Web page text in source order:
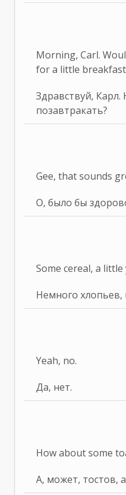
Morning, Carl.
for a little
Здравствуй,
позавтракать?
Gee, that sounds
О, было бы
Some cereal, a
Немного хлопьев,
Yeah, no.
Да, нет.
How about some
А, может, тостов,